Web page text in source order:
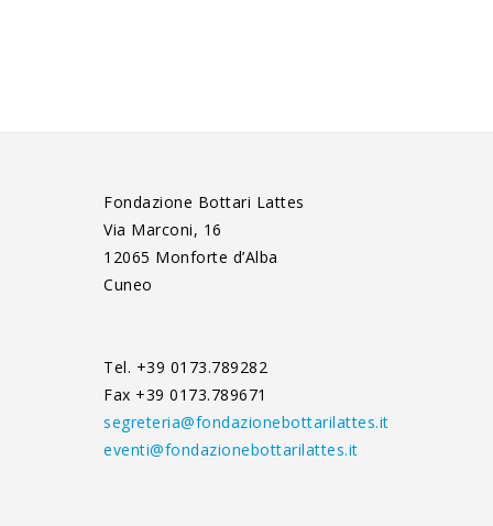
Fondazione Bottari Lattes
Via Marconi, 16
12065 Monforte d’Alba
Cuneo
Tel. +39 0173.789282
Fax +39 0173.789671
segreteria@fondazionebottarilattes.it
eventi@fondazionebottarilattes.it